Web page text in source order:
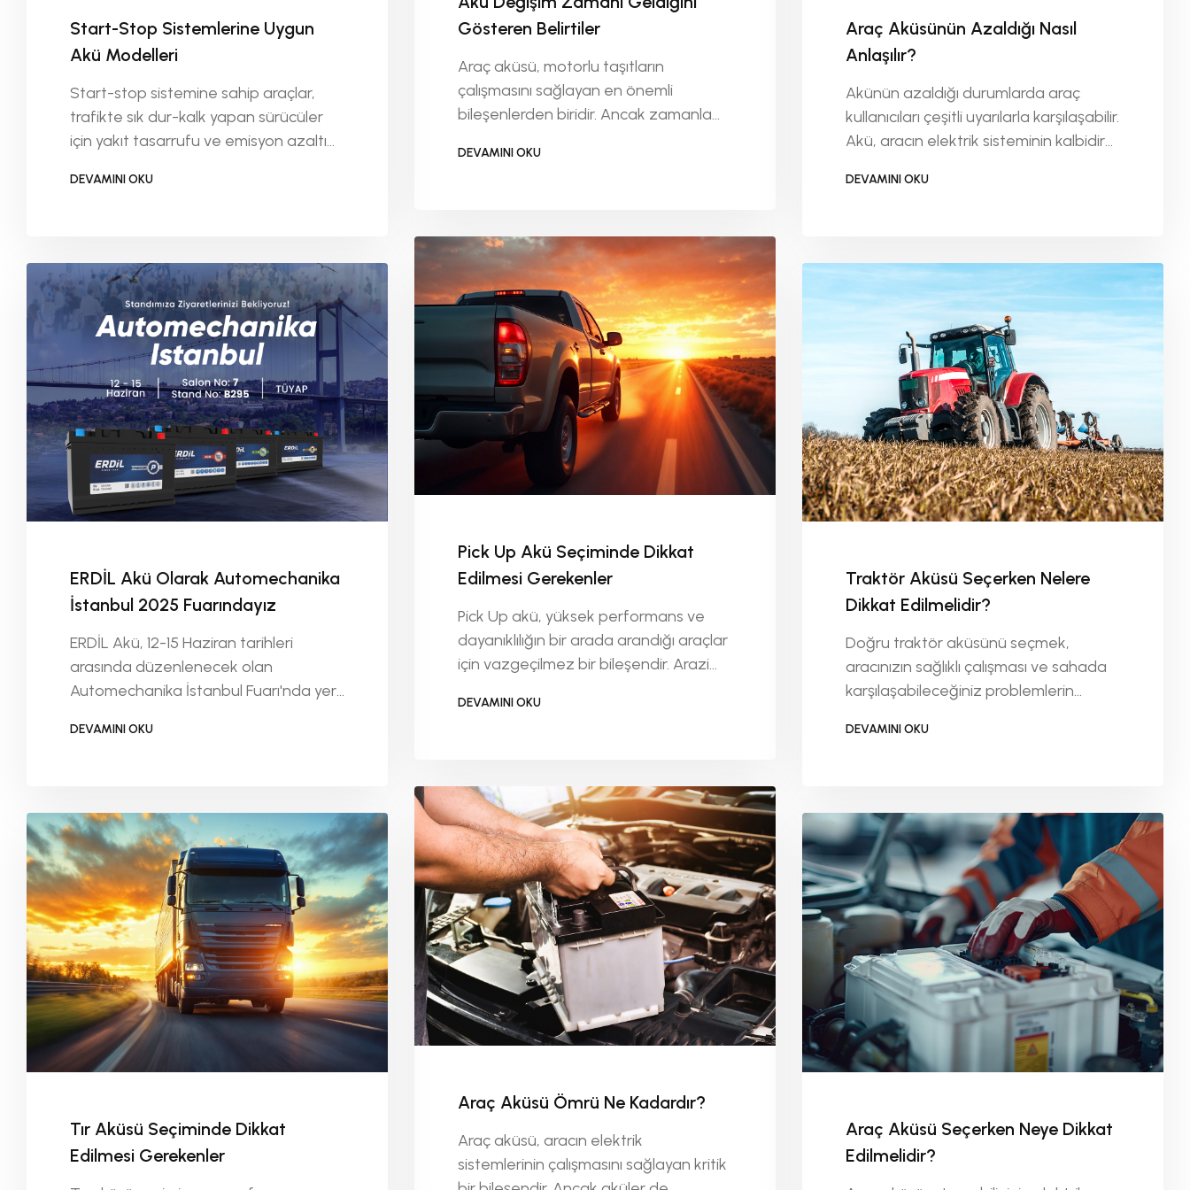
Gösteren Belirtiler
Araç aküsü, motorlu taşıtların
çalışmasını sağlayan en önemli
bileşenlerden biridir. Ancak zamanla
gerekebilir. Akü arızaları genellikle
DEVAMINI OKU
Start-Stop Sistemlerine Uygun
Akü Modelleri
Start-stop sistemine sahip araçlar,
trafikte sık dur-kalk yapan sürücüler
için yakıt tasarrufu ve emisyon azaltımı
çalışabilmesi için standart aküler yeterli
DEVAMINI OKU
Araç Aküsünün Azaldığı Nasıl
Anlaşılır?
Akünün azaldığı durumlarda araç
kullanıcıları çeşitli uyarılarla karşılaşabilir.
Akü, aracın elektrik sisteminin kalbidir
belirti gösterir. Bu belirtileri zamanında
koruyabilir.
DEVAMINI OKU
Pick Up Akü Seçiminde Dikkat
Edilmesi Gerekenler
Pick Up akü, yüksek performans ve
dayanıklılığın bir arada arandığı araçlar
için vazgeçilmez bir bileşendir. Arazi
veya uzun yol yapan pick up araçlar,
DEVAMINI OKU
ERDİL Akü Olarak Automechanika
İstanbul 2025 Fuarındayız
ERDİL Akü, 12-15 Haziran tarihleri
arasında düzenlenecek olan
Automechanika İstanbul Fuarı'nda yer
DEVAMINI OKU
Traktör Aküsü Seçerken Nelere
Dikkat Edilmelidir?
Doğru traktör aküsünü seçmek,
aracınızın sağlıklı çalışması ve sahada
karşılaşabileceğiniz problemlerin
önemlidir. Traktörünüzün
aküdür. Doğru traktör aküsünü
seçmek, aracınızın sağlıklı çalışması ve
sahada karşılaşabileceğiniz
problemlerin önüne geçilmesi
açısından oldukça önemlidir. Peki
traktör aküsü seçiminde hangi
kriterlere dikkat etmek gerekir?
DEVAMINI OKU
Araç Aküsü Ömrü Ne Kadardır?
Araç aküsü, aracın elektrik
sistemlerinin çalışmasını sağlayan kritik
Tır Aküsü Seçiminde Dikkat
Edilmesi Gerekenler
Araç Aküsü Seçerken Neye Dikkat
Edilmelidir?